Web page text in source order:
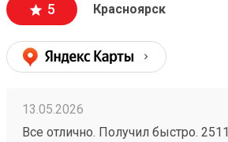
5 Красноярск
13.05.2026
Все отлично. Получил быстро.